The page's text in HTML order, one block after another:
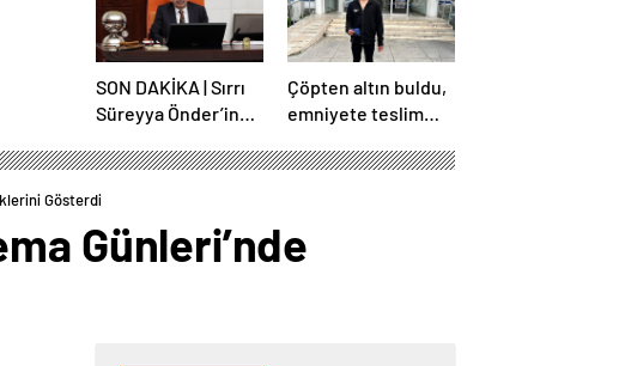
SON DAKİKA | Sırrı
Süreyya Önder’in
Yoğun bakım
servisinde gözlem
Çöpten altın buldu,
emniyete teslim
Gösterdi
Günleri’nde